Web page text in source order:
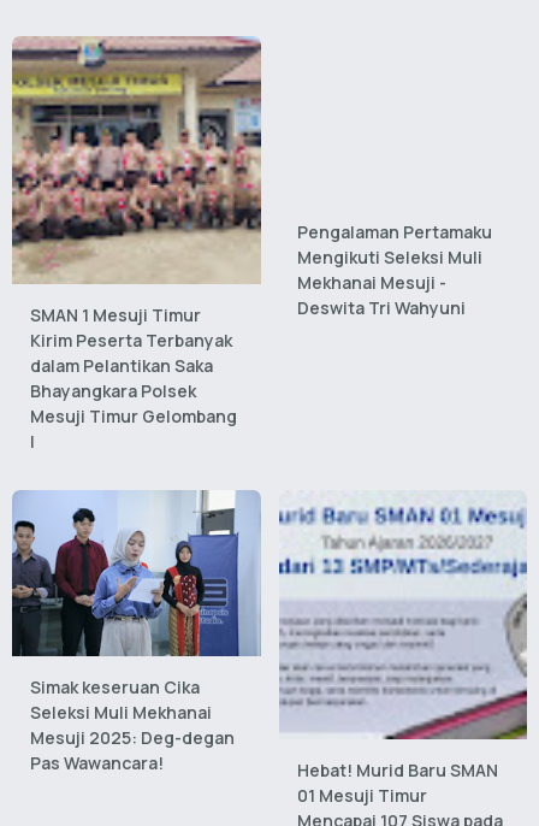
SMAN 1 Mesuji Timur
Kirim Peserta Terbanyak
dalam Pelantikan Saka
Bhayangkara Polsek
Mesuji Timur Gelombang
I
Pengalaman Pertamaku
Mengikuti Seleksi Muli
Mekhanai Mesuji -
Deswita Tri Wahyuni
Simak keseruan Cika
Seleksi Muli Mekhanai
Mesuji 2025: Deg-degan
Pas Wawancara!
Hebat! Murid Baru SMAN
01 Mesuji Timur
Mencapai 107 Siswa pada